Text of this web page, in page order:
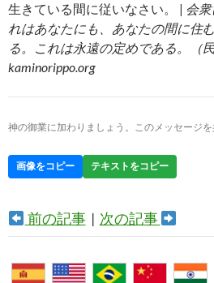
生きている間に従いなさい。 | 会
れはあなたにも、あなたの間に住
る。これは永遠の定めである。（
kaminorippo.org
神の御業に加わりましょう。このメッセージを
画像をコピー テキストをコピー
前の記事| 次の記事